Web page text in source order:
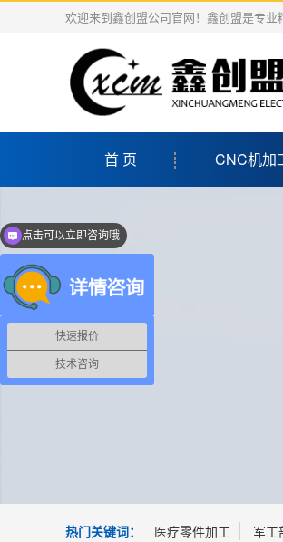
欢迎来到鑫创盟公司官网！鑫创盟是专业
首 页 CNC机加
热门关键词： 医疗零件加工 军工
快速报价
技术咨询
亲，有什么需求呢？